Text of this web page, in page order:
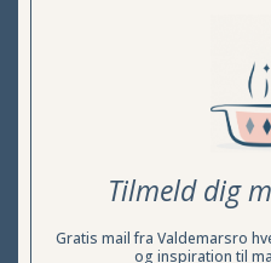
Tilmeld dig
Gratis mail fra Valdemarsro
og inspiration til